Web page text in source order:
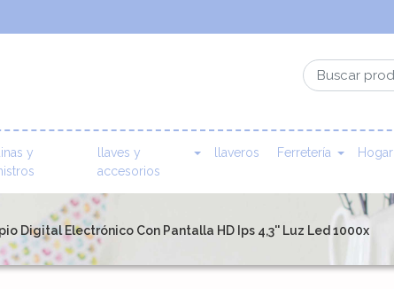
y
llaves y
accesorios
llaveros Ferretería Hogar
Digital Electrónico Con Pantalla HD Ips 4,3'' Luz Led 1000x